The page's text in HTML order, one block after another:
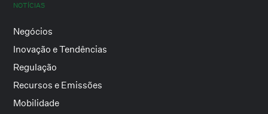
NOTÍCIAS
Negócios
Inovação e Tendências
Regulação
Recursos e Emissões
Mobilidade